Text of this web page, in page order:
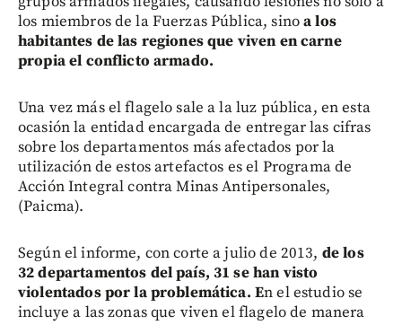
los miembros de la Fuerzas Pública, sinoa los
habitantes de las regiones que viven en carne
propia el conflicto armado.
Una vez más el flagelo sale a la luz pública, en esta
ocasión la entidad encargada de entregar las cifras
sobre los departamentos más afectados por la
utilización de estos artefactos es el Programa de
Acción Integral contra Minas Antipersonales,
(Paicma).
Según el informe, con corte a julio de 2013, de los
32 departamentos del país, 31 se han visto
violentados por la problemática. En el estudio se
incluye a las zonas que viven el flagelo de manera